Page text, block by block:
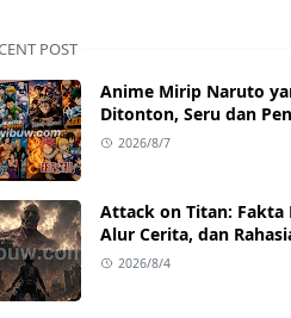
POST
Anime Mirip Naruto
Ditonton, Seru dan
Petualangan
2026/8/7
Attack on Titan: Fakta
Alur Cerita, dan
Kesuksesannya
2026/8/4